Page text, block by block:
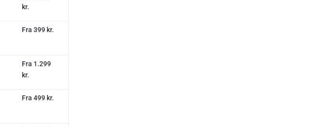
kr.
Fra 399 kr.
Fra 1.299
kr.
Fra 499 kr.